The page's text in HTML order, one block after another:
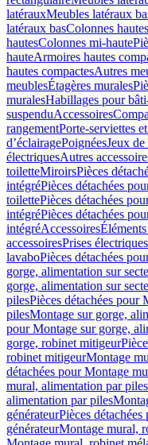
latérauxMeubles latéraux
latéraux basColonnes hautes
hautesColonnes mi-haute
hauteArmoires hautes
hautes compactesAutres
meublesÉtagères murales
muralesHabillages pour
suspenduAccessoires
rangementPorte-serviettes
d’éclairagePoignéesJeux de
électriquesAutres
toiletteMiroirsPièces
intégréPièces détachées
toilettePièces détachées
intégréPièces détachées
intégréAccessoires
accessoiresPrises électriques
lavaboPièces détachées
gorge, alimentation sur
gorge, alimentation sur
pilesPièces détachées pour
pilesMontage sur gorge,
pour Montage sur gorge,
gorge, robinet mitigeur
robinet mitigeurMontage
détachées pour Montage
mural, alimentation par piles
alimentation par piles
générateurPièces
générateurMontage mural,